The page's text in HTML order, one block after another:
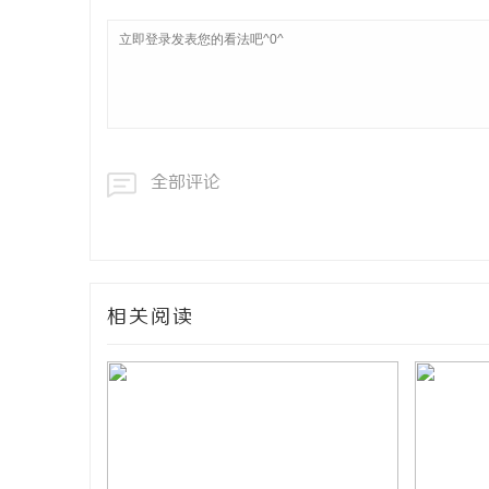
全部评论
相关阅读